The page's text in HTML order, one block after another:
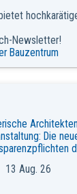
Newsletter!
Bauzentrum
Die
13 Aug. 26